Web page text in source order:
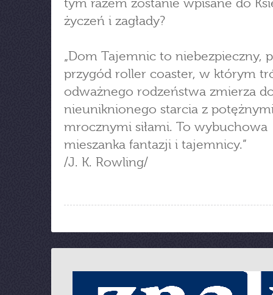
tym razem zostanie wpisane do
życzeń i zagłady?
„Dom Tajemnic to niebezpieczny,
przygód roller coaster, w którym
odważnego rodzeństwa zmierza
nieuniknionego starcia z
mrocznymi siłami. To wybuchowa
mieszanka fantazji i tajemnicy.”
/J. K. Rowling/